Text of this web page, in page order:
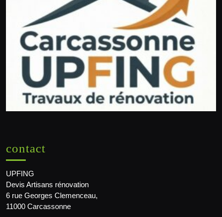
contact
UPFING
Devis Artisans rénovation
6 rue Georges Clemenceau,
11000 Carcassonne